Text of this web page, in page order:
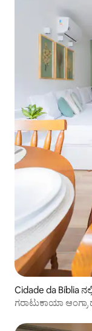
Cidade da Bíblia
ಗರಾಟುಕಾಯಾ